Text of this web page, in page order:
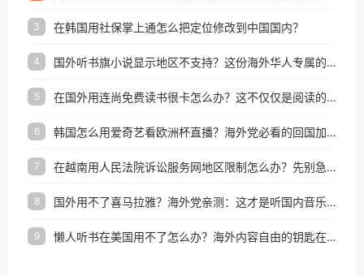
3 在韩国用社保掌上通怎么把定位修改到中国国内？
4 国外听书旗小说显示地区不支持？这份海外华人专属的国内内容解锁指南请收好
5 在国外用连尚免费读书很卡怎么办？这不仅仅是阅读的烦恼
6 韩国怎么用爱奇艺看欧洲杯直播？海外党必看的回国加速全攻略
7 在越南用人民法院诉讼服务网地区限制怎么办？先别急，这可能只是网络问题的冰山一角
8 国外用不了喜马拉雅？海外党亲测：这才是听国内音乐听书的正确打开方式
9 懒人听书在美国用不了怎么办？海外内容自由的钥匙在这里